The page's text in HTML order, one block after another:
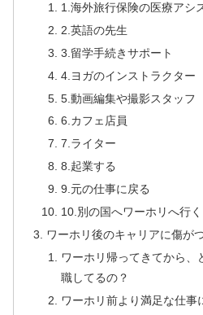
1.海外旅行保険の医療アシ
2.英語の先生
3.留学手続きサポート
4.ヨガのインストラクター
5.動画編集や撮影スタッフ
6.カフェ店員
7.ライター
8.起業する
9.元の仕事に戻る
10.別の国へワーホリへ行く
ワーホリ後のキャリアに傷が
ワーホリ帰ってきてから、
職してるの？
ワーホリ前より満足な仕事